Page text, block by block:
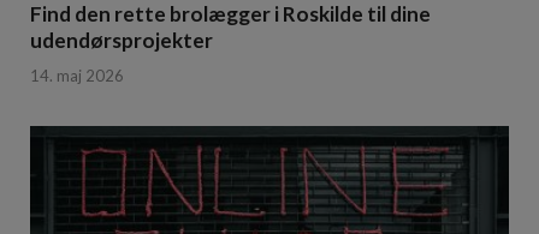
Find den rette brolægger i Roskilde til dine
udendørsprojekter
14. maj 2026